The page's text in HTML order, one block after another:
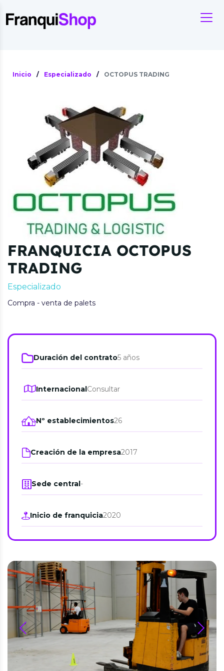
Inicio / Especializado / OCTOPUS TRADING
FRANQUICIA OCTOPUS
TRADING
Especializado
Compra - venta de palets
Duración del contrato5 años
InternacionalConsultar
Nº establecimientos26
Creación de la empresa2017
Sede central-
Inicio de franquicia2020
prev next